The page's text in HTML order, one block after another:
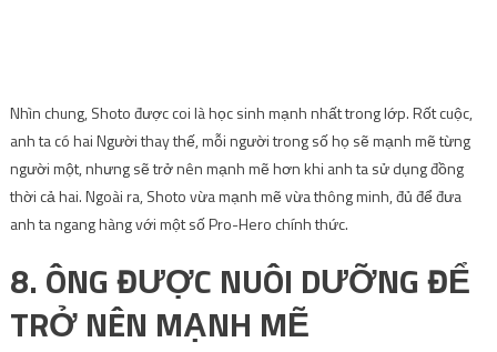
Nhìn chung, Shoto được coi là học sinh mạnh nhất trong lớp. Rốt cuộc,
anh ta có hai Người thay thế, mỗi người trong số họ sẽ mạnh mẽ từng
người một, nhưng sẽ trở nên mạnh mẽ hơn khi anh ta sử dụng đồng
thời cả hai. Ngoài ra, Shoto vừa mạnh mẽ vừa thông minh, đủ để đưa
anh ta ngang hàng với một số Pro-Hero chính thức.
8. ÔNG ĐƯỢC NUÔI DƯỠNG ĐỂ
TRỞ NÊN MẠNH MẼ